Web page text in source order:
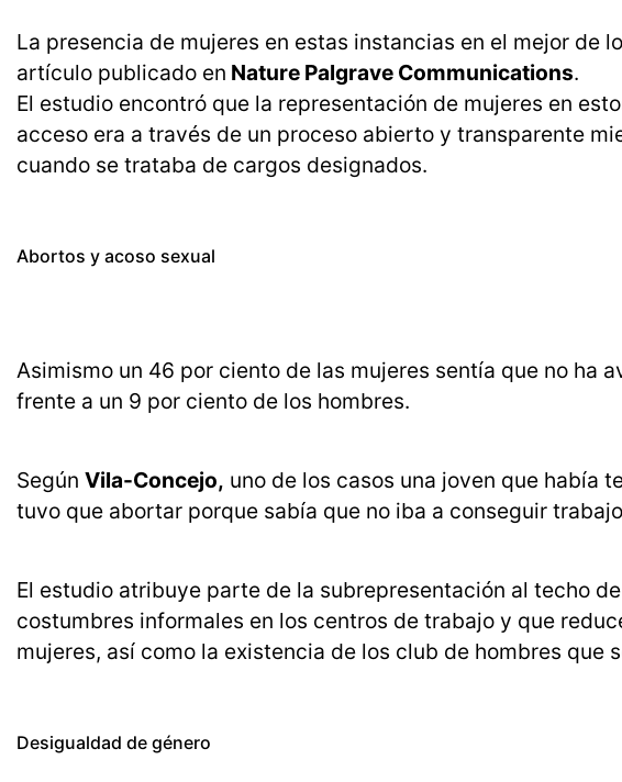
La presencia de mujeres en estas instancias en el mejor de
artículo publicado en Nature Palgrave Communications.
El estudio encontró que la representación de mujeres en
acceso era a través de un proceso abierto y transparente
cuando se trataba de cargos designados.
Abortos y acoso sexual
Asimismo un 46 por ciento de las mujeres sentía que no ha
frente a un 9 por ciento de los hombres.
Según Vila-Concejo, uno de los casos una joven que había
tuvo que abortar porque sabía que no iba a conseguir
El estudio atribuye parte de la subrepresentación al techo
costumbres informales en los centros de trabajo y que
mujeres, así como la existencia de los club de hombres que
Desigualdad de género